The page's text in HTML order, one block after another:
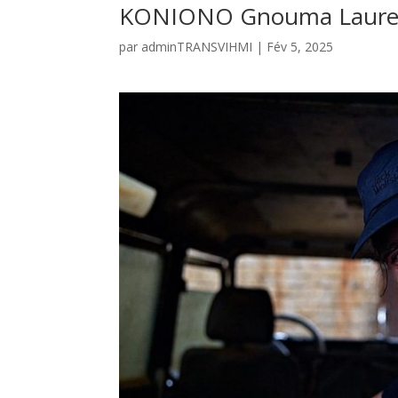
KONIONO Gnouma
par adminTRANSVIHMI | Fév 5, 2025